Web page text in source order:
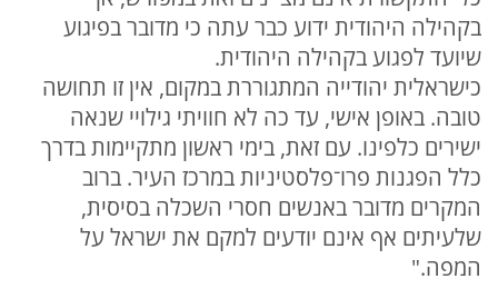
בקהילה היהודית ידוע כבר עתה כי מדובר בפיגוע
שיועד לפגוע בקהילה היהודית.
כישראלית יהודייה המתגוררת במקום, אין זו תחושה
טובה. באופן אישי, עד כה לא חוויתי גילויי שנאה
ישירים כלפינו. עם זאת, בימי ראשון מתקיימות בדרך
כלל הפגנות פרו־פלסטיניות במרכז העיר. ברוב
המקרים מדובר באנשים חסרי השכלה בסיסית,
שלעיתים אף אינם יודעים למקם את ישראל על
המפה."